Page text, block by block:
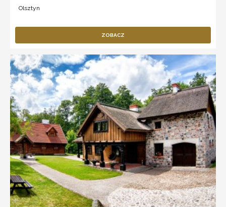
Olsztyn
ZOBACZ